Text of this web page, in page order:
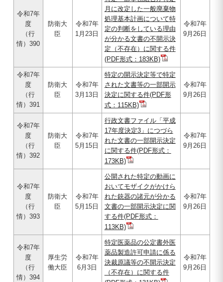
令和7年
度
（行
情）390
防衛大
臣
令和7年
1月23日
月に改定した一般廃棄物
処理基本計画について特
定の判断をしている理由
が分かる文書の不開示決
定（不存在）に関する件
(PDF形式：183KB)
令和7年
9月26日
令和7年
度
（行
情）391
防衛大
臣
令和7年
3月13日
特定の開示決定等で特定
された文書等の一部開示
決定に関する件(PDF形
式：115KB)
令和7年
9月26日
令和7年
度
（行
情）392
防衛大
臣
令和7年
5月15日
行政文書ファイル「平成
17年度決定3」につづら
れた文書の一部開示決定
に関する件(PDF形式：
173KB)
令和7年
9月26日
令和7年
度
（行
情）393
防衛大
臣
令和7年
5月15日
公開された特定の動画に
おいてモザイクがかけら
れた銃器の諸元が分かる
文書の一部開示決定に関
する件(PDF形式：
113KB)
令和7年
9月26日
令和7年
度
（行
情）394
厚生労
働大臣
令和7年
6月3日
特定医薬品の公定書外医
薬品製造許可申請に係る
決裁原議等の不開示決定
（不存在）に関する件
令和7年
9月26日